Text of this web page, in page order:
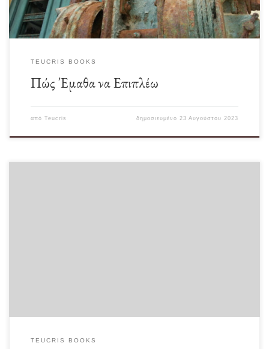
TEUCRIS BOOKS
Πώς Έμαθα να Επιπλέω
από Teucris δημοσιευμένο23 Αυγούστου 2023
TEUCRIS BOOKS